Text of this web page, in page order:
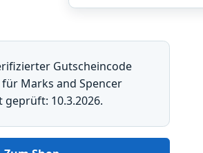
Gutscheincode
Marks and Spencer
10.3.2026.